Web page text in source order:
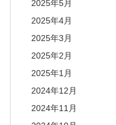
2025年5月
2025年4月
2025年3月
2025年2月
2025年1月
2024年12月
2024年11月